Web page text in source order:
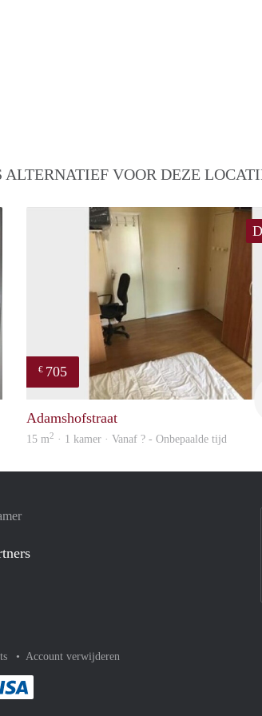
ALTERNATIEF VOOR DEZE
€ 705
Adamshofstraat
15 m2 · 1 kamer · Vanaf ? - Onbepaalde tijd
Account verwijderen
af met Mastercard
gemakkelijk af met Meastro